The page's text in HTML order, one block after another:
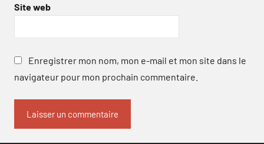
Site web
Enregistrer mon nom, mon e-mail et mon site dans le
navigateur pour mon prochain commentaire.